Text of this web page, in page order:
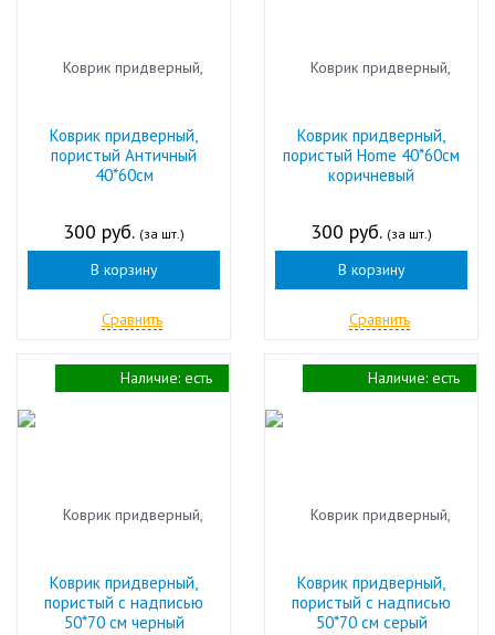
Коврик придверный,
пористый Античный
40*60см
300 руб. (за шт.)
В корзину
Сравнить
Коврик придверный,
пористый Home 40*60см
коричневый
300 руб. (за шт.)
В корзину
Сравнить
Коврик придверный,
пористый с надписью
50*70 см черный
Наличие: есть
Коврик придверный,
пористый с надписью
50*70 см серый
Наличие: есть